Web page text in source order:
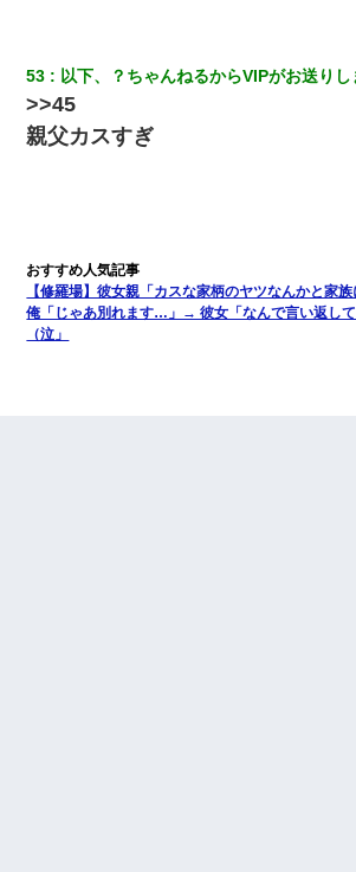
53 以下、？ちゃんねるからVIPがお送りし
>>45
親父カスすぎ
【修羅場】彼女親「カスな家柄のヤツなんかと家族
俺「じゃあ別れます…」→ 彼女「なんで言い返し
（泣」